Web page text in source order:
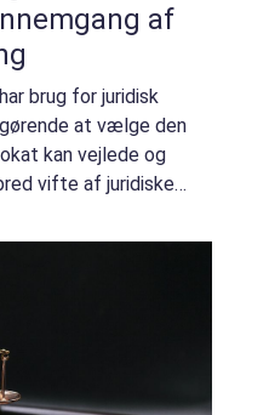
af
brug for juridisk
at vælge den
kan vejlede og
vifte af juridiske
...